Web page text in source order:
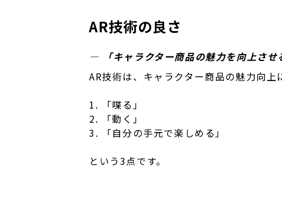
AR技術の良さ
― 「キャラクター商品の魅力を向上させ
AR技術は、キャラクター商品の魅力向上
1. 「喋る」
2. 「動く」
3. 「自分の手元で楽しめる」
という3点です。